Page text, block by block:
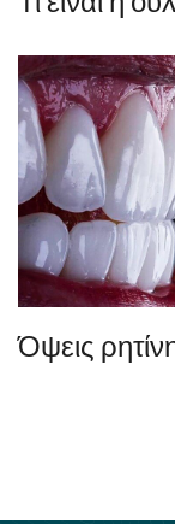
Όψεις